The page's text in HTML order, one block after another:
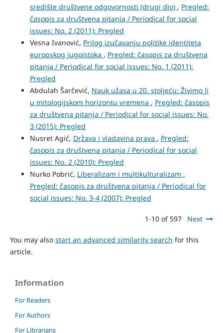
središte društvene odgovornosti (drugi dio) , Pregled:
časopis za društvena pitanja / Periodical for social
issues: No. 2 (2011): Pregled
Vesna Ivanović, Prilog izučavanju politike identiteta
europskog jugoistoka , Pregled: časopis za društvena
pitanja / Periodical for social issues: No. 1 (2011):
Pregled
Abdulah Šarčević, Nauk užasa u 20. stoljeću: Živimo li
u mitologijskom horizontu vremena , Pregled: časopis
za društvena pitanja / Periodical for social issues: No.
3 (2015): Pregled
Nusret Agić, Država i vladavina prava , Pregled:
časopis za društvena pitanja / Periodical for social
issues: No. 2 (2010): Pregled
Nurko Pobrić, Liberalizam i multikulturalizam ,
Pregled: časopis za društvena pitanja / Periodical for
social issues: No. 3-4 (2007): Pregled
1-10 of 597 Next
You may also start an advanced similarity search for this
article.
Information
For Readers
For Authors
For Librarians